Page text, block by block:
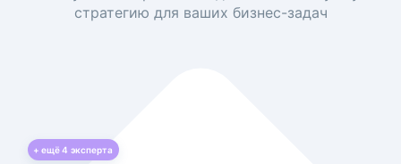
стратегию для ваших бизнес-задач
+ ещё4 эксперта